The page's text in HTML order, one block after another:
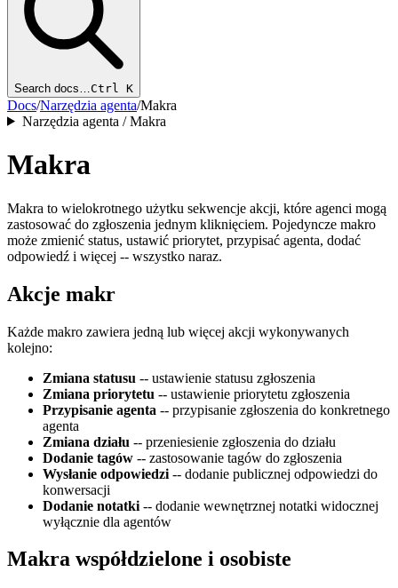
Search docs… Ctrl K
Docs/Narzędzia agenta/Makra
Narzędzia agenta / Makra
Makra
Makra to wielokrotnego użytku sekwencje akcji, które agenci mogą
zastosować do zgłoszenia jednym kliknięciem. Pojedyncze makro
może zmienić status, ustawić priorytet, przypisać agenta, dodać
odpowiedź i więcej -- wszystko naraz.
Akcje makr
Każde makro zawiera jedną lub więcej akcji wykonywanych
kolejno:
Zmiana statusu -- ustawienie statusu zgłoszenia
Zmiana priorytetu -- ustawienie priorytetu zgłoszenia
Przypisanie agenta -- przypisanie zgłoszenia do konkretnego
agenta
Zmiana działu -- przeniesienie zgłoszenia do działu
Dodanie tagów -- zastosowanie tagów do zgłoszenia
Wysłanie odpowiedzi -- dodanie publicznej odpowiedzi do
konwersacji
Dodanie notatki -- dodanie wewnętrznej notatki widocznej
wyłącznie dla agentów
Makra współdzielone i osobiste